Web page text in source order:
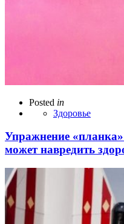
Posted in
Здоровье
Упражнение
может навредить